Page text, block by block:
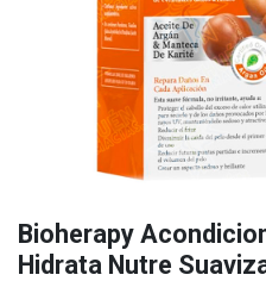
Bioherapy
Hidrata Nutre